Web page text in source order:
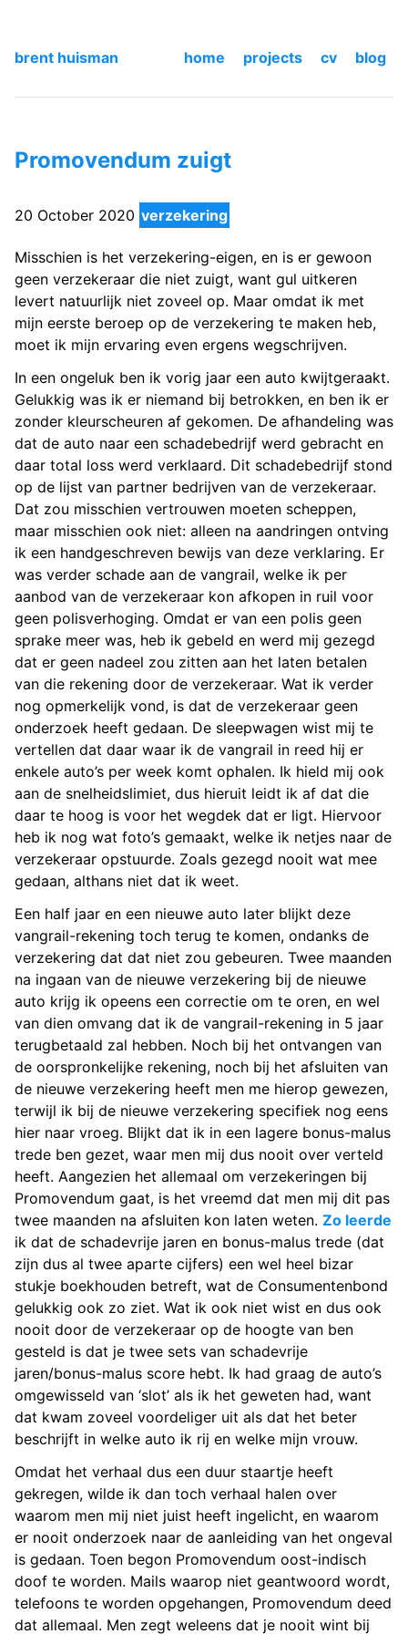
brent huisman home projects cv blog
Promovendum zuigt
20 October 2020 verzekering
Misschien is het verzekering-eigen, en is er gewoon
geen verzekeraar die niet zuigt, want gul uitkeren
levert natuurlijk niet zoveel op. Maar omdat ik met
mijn eerste beroep op de verzekering te maken heb,
moet ik mijn ervaring even ergens wegschrijven.
In een ongeluk ben ik vorig jaar een auto kwijtgeraakt.
Gelukkig was ik er niemand bij betrokken, en ben ik er
zonder kleurscheuren af gekomen. De afhandeling was
dat de auto naar een schadebedrijf werd gebracht en
daar total loss werd verklaard. Dit schadebedrijf stond
op de lijst van partner bedrijven van de verzekeraar.
Dat zou misschien vertrouwen moeten scheppen,
maar misschien ook niet: alleen na aandringen ontving
ik een handgeschreven bewijs van deze verklaring. Er
was verder schade aan de vangrail, welke ik per
aanbod van de verzekeraar kon afkopen in ruil voor
geen polisverhoging. Omdat er van een polis geen
sprake meer was, heb ik gebeld en werd mij gezegd
dat er geen nadeel zou zitten aan het laten betalen
van die rekening door de verzekeraar. Wat ik verder
nog opmerkelijk vond, is dat de verzekeraar geen
onderzoek heeft gedaan. De sleepwagen wist mij te
vertellen dat daar waar ik de vangrail in reed hij er
enkele auto’s per week komt ophalen. Ik hield mij ook
aan de snelheidslimiet, dus hieruit leidt ik af dat die
daar te hoog is voor het wegdek dat er ligt. Hiervoor
heb ik nog wat foto’s gemaakt, welke ik netjes naar de
verzekeraar opstuurde. Zoals gezegd nooit wat mee
gedaan, althans niet dat ik weet.
Een half jaar en een nieuwe auto later blijkt deze
vangrail-rekening toch terug te komen, ondanks de
verzekering dat dat niet zou gebeuren. Twee maanden
na ingaan van de nieuwe verzekering bij de nieuwe
auto krijg ik opeens een correctie om te oren, en wel
van dien omvang dat ik de vangrail-rekening in 5 jaar
terugbetaald zal hebben. Noch bij het ontvangen van
de oorspronkelijke rekening, noch bij het afsluiten van
de nieuwe verzekering heeft men me hierop gewezen,
terwijl ik bij de nieuwe verzekering specifiek nog eens
hier naar vroeg. Blijkt dat ik in een lagere bonus-malus
trede ben gezet, waar men mij dus nooit over verteld
heeft. Aangezien het allemaal om verzekeringen bij
Promovendum gaat, is het vreemd dat men mij dit pas
twee maanden na afsluiten kon laten weten. Zo leerde
ik dat de schadevrije jaren en bonus-malus trede (dat
zijn dus al twee aparte cijfers) een wel heel bizar
stukje boekhouden betreft, wat de Consumentenbond
gelukkig ook zo ziet. Wat ik ook niet wist en dus ook
nooit door de verzekeraar op de hoogte van ben
gesteld is dat je twee sets van schadevrije
jaren/bonus-malus score hebt. Ik had graag de auto’s
omgewisseld van ‘slot’ als ik het geweten had, want
dat kwam zoveel voordeliger uit als dat het beter
beschrijft in welke auto ik rij en welke mijn vrouw.
Omdat het verhaal dus een duur staartje heeft
gekregen, wilde ik dan toch verhaal halen over
waarom men mij niet juist heeft ingelicht, en waarom
er nooit onderzoek naar de aanleiding van het ongeval
is gedaan. Toen begon Promovendum oost-indisch
doof te worden. Mails waarop niet geantwoord wordt,
telefoons te worden opgehangen, Promovendum deed
dat allemaal. Men zegt weleens dat je nooit wint bij